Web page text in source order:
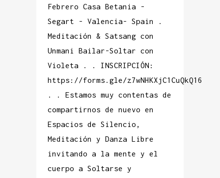
Febrero Casa Betania -
Segart - Valencia- Spain .
Meditación & Satsang con
Unmani Bailar-Soltar con
Violeta . . INSCRIPCIÓN:
https://forms.gle/z7wNHKXjC1CuQkQ16
. . Estamos muy contentas de
compartirnos de nuevo en
Espacios de Silencio,
Meditación y Danza Libre
invitando a la mente y el
cuerpo a Soltarse y